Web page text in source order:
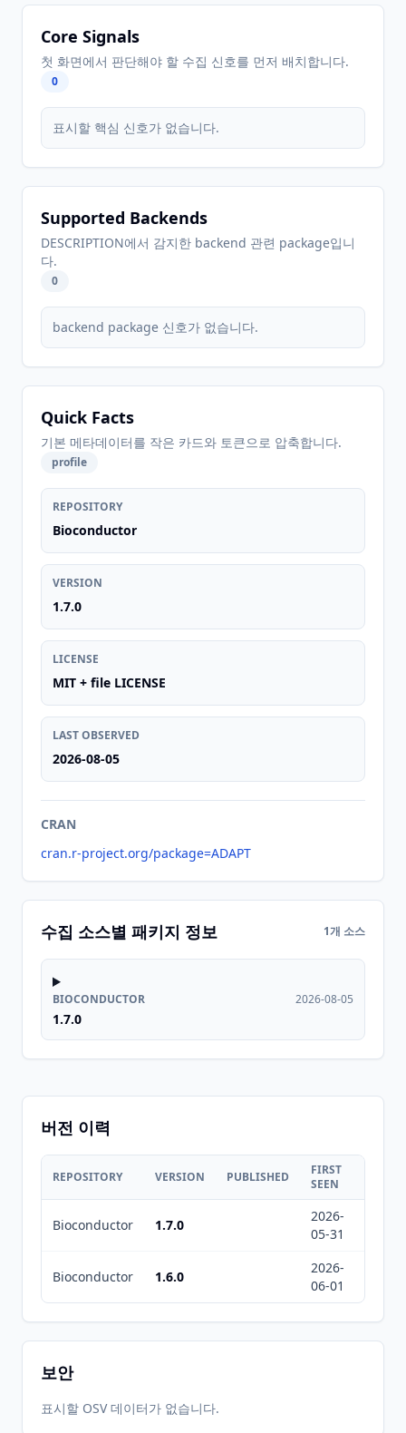
Core Signals
첫 화면에서 판단해야 할 수집 신호를 먼저 배치합니다.
0
표시할 핵심 신호가 없습니다.
Supported Backends
DESCRIPTION에서 감지한 backend 관련 package입니
다.
0
backend package 신호가 없습니다.
Quick Facts
기본 메타데이터를 작은 카드와 토큰으로 압축합니다.
profile
REPOSITORY
Bioconductor
VERSION
1.7.0
LICENSE
MIT + file LICENSE
LAST OBSERVED
2026-08-05
CRAN
cran.r-project.org/package=ADAPT
수집 소스별 패키지 정보 1개 소스
BIOCONDUCTOR
1.7.0
2026-08-05
버전 이력
REPOSITORY VERSION PUBLISHED
FIRST
SEEN
Bioconductor 1.7.0
2026-
05-31
Bioconductor 1.6.0
2026-
06-01
보안
표시할 OSV 데이터가 없습니다.